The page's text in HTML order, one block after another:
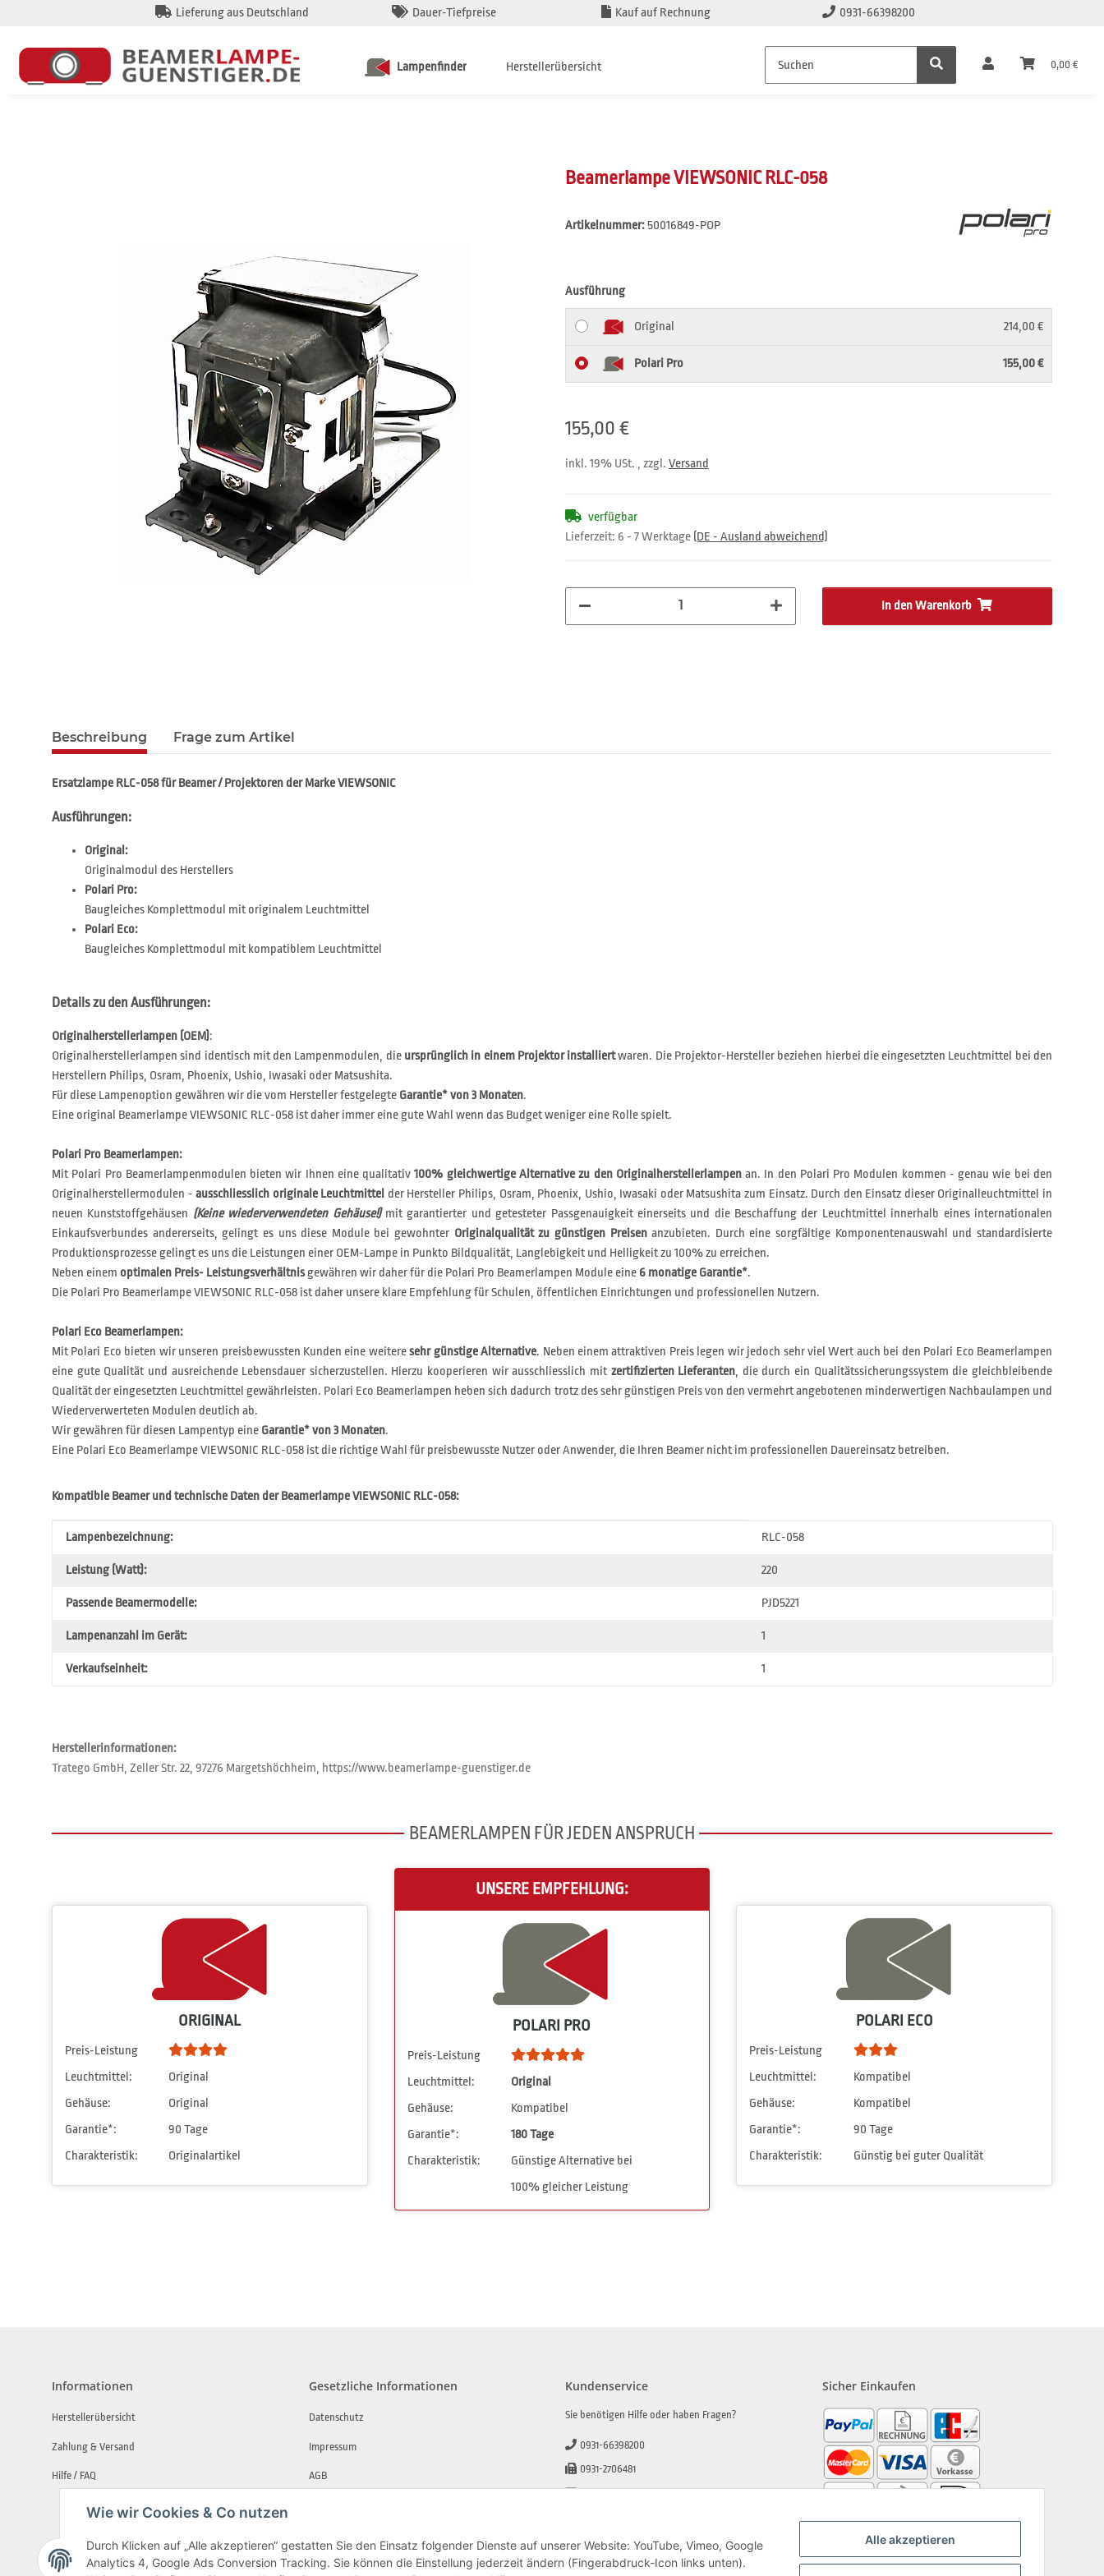
Alle akzeptieren
Wie wir Cookies & Co nutzen
Durch Klicken auf „Alle akzeptieren“ gestatten Sie den Einsatz folgender Dienste auf unserer Website: YouTube, Vimeo, Google
Analytics 4, Google Ads Conversion Tracking. Sie können die Einstellung jederzeit ändern (Fingerabdruck-Icon links unten).
Lieferung aus Deutschland Dauer-Tiefpreise Kauf auf Rechnung 0931-66398200
0,00 €
Lampenfinder Herstellerübersicht
Beamerlampe VIEWSONIC RLC-058
Artikelnummer:50016849-POP
Ausführung
Original 214,00 €
Polari Pro 155,00 €
155,00 €
inkl. 19% USt. , zzgl. Versand
verfügbar
Lieferzeit: 6 - 7 Werktage (DE - Ausland abweichend)
In den Warenkorb
Beschreibung Frage zum Artikel
Ersatzlampe RLC-058 für Beamer / Projektoren der Marke VIEWSONIC
Ausführungen:
Original:
Originalmodul des Herstellers
Polari Pro:
Baugleiches Komplettmodul mit originalem Leuchtmittel
Polari Eco:
Baugleiches Komplettmodul mit kompatiblem Leuchtmittel
Details zu den Ausführungen:
Originalherstellerlampen (OEM):
Originalherstellerlampen sind identisch mit den Lampenmodulen, die ursprünglich in einem Projektor installiertwaren. Die Projektor-Hersteller beziehen hierbei die eingesetzten Leuchtmittel bei den
Herstellern Philips, Osram, Phoenix, Ushio, Iwasaki oder Matsushita.
Für diese Lampenoption gewähren wir die vom Hersteller festgelegte Garantie* von 3 Monaten.
Eine original Beamerlampe VIEWSONIC RLC-058 ist daher immer eine gute Wahl wenn das Budget weniger eine Rolle spielt.
Polari Pro Beamerlampen:
Mit Polari Pro Beamerlampenmodulen bieten wir Ihnen eine qualitativ100% gleichwertige Alternative zu den Originalherstellerlampenan. In den Polari Pro Modulen kommen - genau wie bei den
Originalherstellermodulen -ausschliesslich originale Leuchtmittel der Hersteller Philips, Osram, Phoenix, Ushio, Iwasaki oder Matsushita zum Einsatz. Durch den Einsatz dieser Originalleuchtmittel in
neuen Kunststoffgehäusen (Keine wiederverwendeten Gehäuse!)mit garantierter und getesteter Passgenauigkeit einerseits und die Beschaffung der Leuchtmittel innerhalb eines internationalen
Einkaufsverbundes andererseits, gelingt es uns diese Module bei gewohnter Originalqualität zu günstigen Preisenanzubieten. Durch eine sorgfältige Komponentenauswahl und standardisierte
Produktionsprozesse gelingt es uns die Leistungen einer OEM-Lampe in Punkto Bildqualität, Langlebigkeit und Helligkeit zu 100% zu erreichen.
Neben einem optimalen Preis- Leistungsverhältnisgewähren wir daher für die Polari Pro Beamerlampen Module eine 6 monatige Garantie*.
Die Polari Pro Beamerlampe VIEWSONIC RLC-058 ist daher unsere klare Empfehlung für Schulen, öffentlichen Einrichtungen und professionellen Nutzern.
Polari Eco Beamerlampen:
Mit Polari Eco bieten wir unseren preisbewussten Kunden eine weiteresehr günstige Alternative. Neben einem attraktiven Preis legen wir jedoch sehr viel Wert auch bei den Polari Eco Beamerlampen
eine gute Qualität und ausreichende Lebensdauer sicherzustellen. Hierzu kooperieren wir ausschliesslich mit zertifizierten Lieferanten, die durch ein Qualitätssicherungssystem die gleichbleibende
Qualität der eingesetzten Leuchtmittel gewährleisten. Polari Eco Beamerlampen heben sich dadurch trotz des sehr günstigen Preis von den vermehrt angebotenen minderwertigen Nachbaulampen und
Wiederverwerteten Modulen deutlich ab.
Wir gewähren für diesen Lampentyp eine Garantie* von 3 Monaten.
Eine Polari Eco Beamerlampe VIEWSONIC RLC-058 ist die richtige Wahl für preisbewusste Nutzer oder Anwender, die Ihren Beamer nicht im professionellen Dauereinsatz betreiben.
Kompatible Beamer und technische Daten der Beamerlampe VIEWSONIC RLC-058:
Produkteigenschaft
Wert
Lampenbezeichnung: RLC-058
Leistung (Watt): 220
Passende Beamermodelle: PJD5221
Lampenanzahl im Gerät: 1
Verkaufseinheit: 1
Herstellerinformationen:
Tratego GmbH, Zeller Str. 22, 97276 Margetshöchheim, https://www.beamerlampe-guenstiger.de
BEAMERLAMPEN FÜR JEDEN ANSPRUCH
ORIGINAL
Preis-Leistung
Leuchtmittel:
Original
Gehäuse:
Original
Garantie*:
90 Tage
Charakteristik:
Originalartikel
UNSERE EMPFEHLUNG:
POLARI PRO
Preis-Leistung
Leuchtmittel:
Original
Gehäuse:
Kompatibel
Garantie*:
180 Tage
Charakteristik:
Günstige Alternative bei
100% gleicher Leistung
POLARI ECO
Preis-Leistung
Leuchtmittel:
Kompatibel
Gehäuse:
Kompatibel
Garantie*:
90 Tage
Charakteristik:
Günstig bei guter Qualität
Informationen
Herstellerübersicht
Zahlung & Versand
Hilfe / FAQ
Gesetzliche Informationen
Datenschutz
Impressum
AGB
Kundenservice
Sie benötigen Hilfe oder haben Fragen?
0931-66398200
0931-2706481
info@beamerlampe-guenstiger.de
Sicher Einkaufen